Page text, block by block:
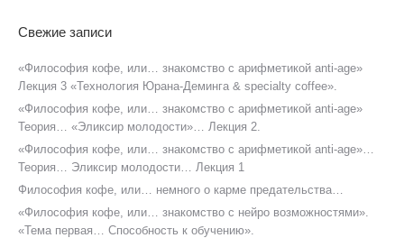
Свежие записи
«Философия кофе, или… знакомство с арифметикой anti-age»
Лекция 3 «Технология Юрана-Деминга & specialty coffee».
«Философия кофе, или… знакомство с арифметикой anti-age»
Теория… «Эликсир молодости»… Лекция 2.
«Философия кофе, или… знакомство с арифметикой anti-age»…
Теория… Эликсир молодости… Лекция 1
Философия кофе, или… немного о карме предательства…
«Философия кофе, или… знакомство с нейро возможностями».
«Тема первая… Способность к обучению».